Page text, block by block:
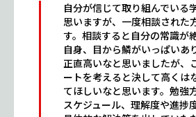
自分が信じて取り組んでいる
思いますが、一度相談された
す。相談すると自分の常識が
自身、目から鱗がいっぱいあ
正直高いなと思いましたが、
ートを考えると決して高くは
てほしいなと思います。勉強
スケジュール、理解度や進捗